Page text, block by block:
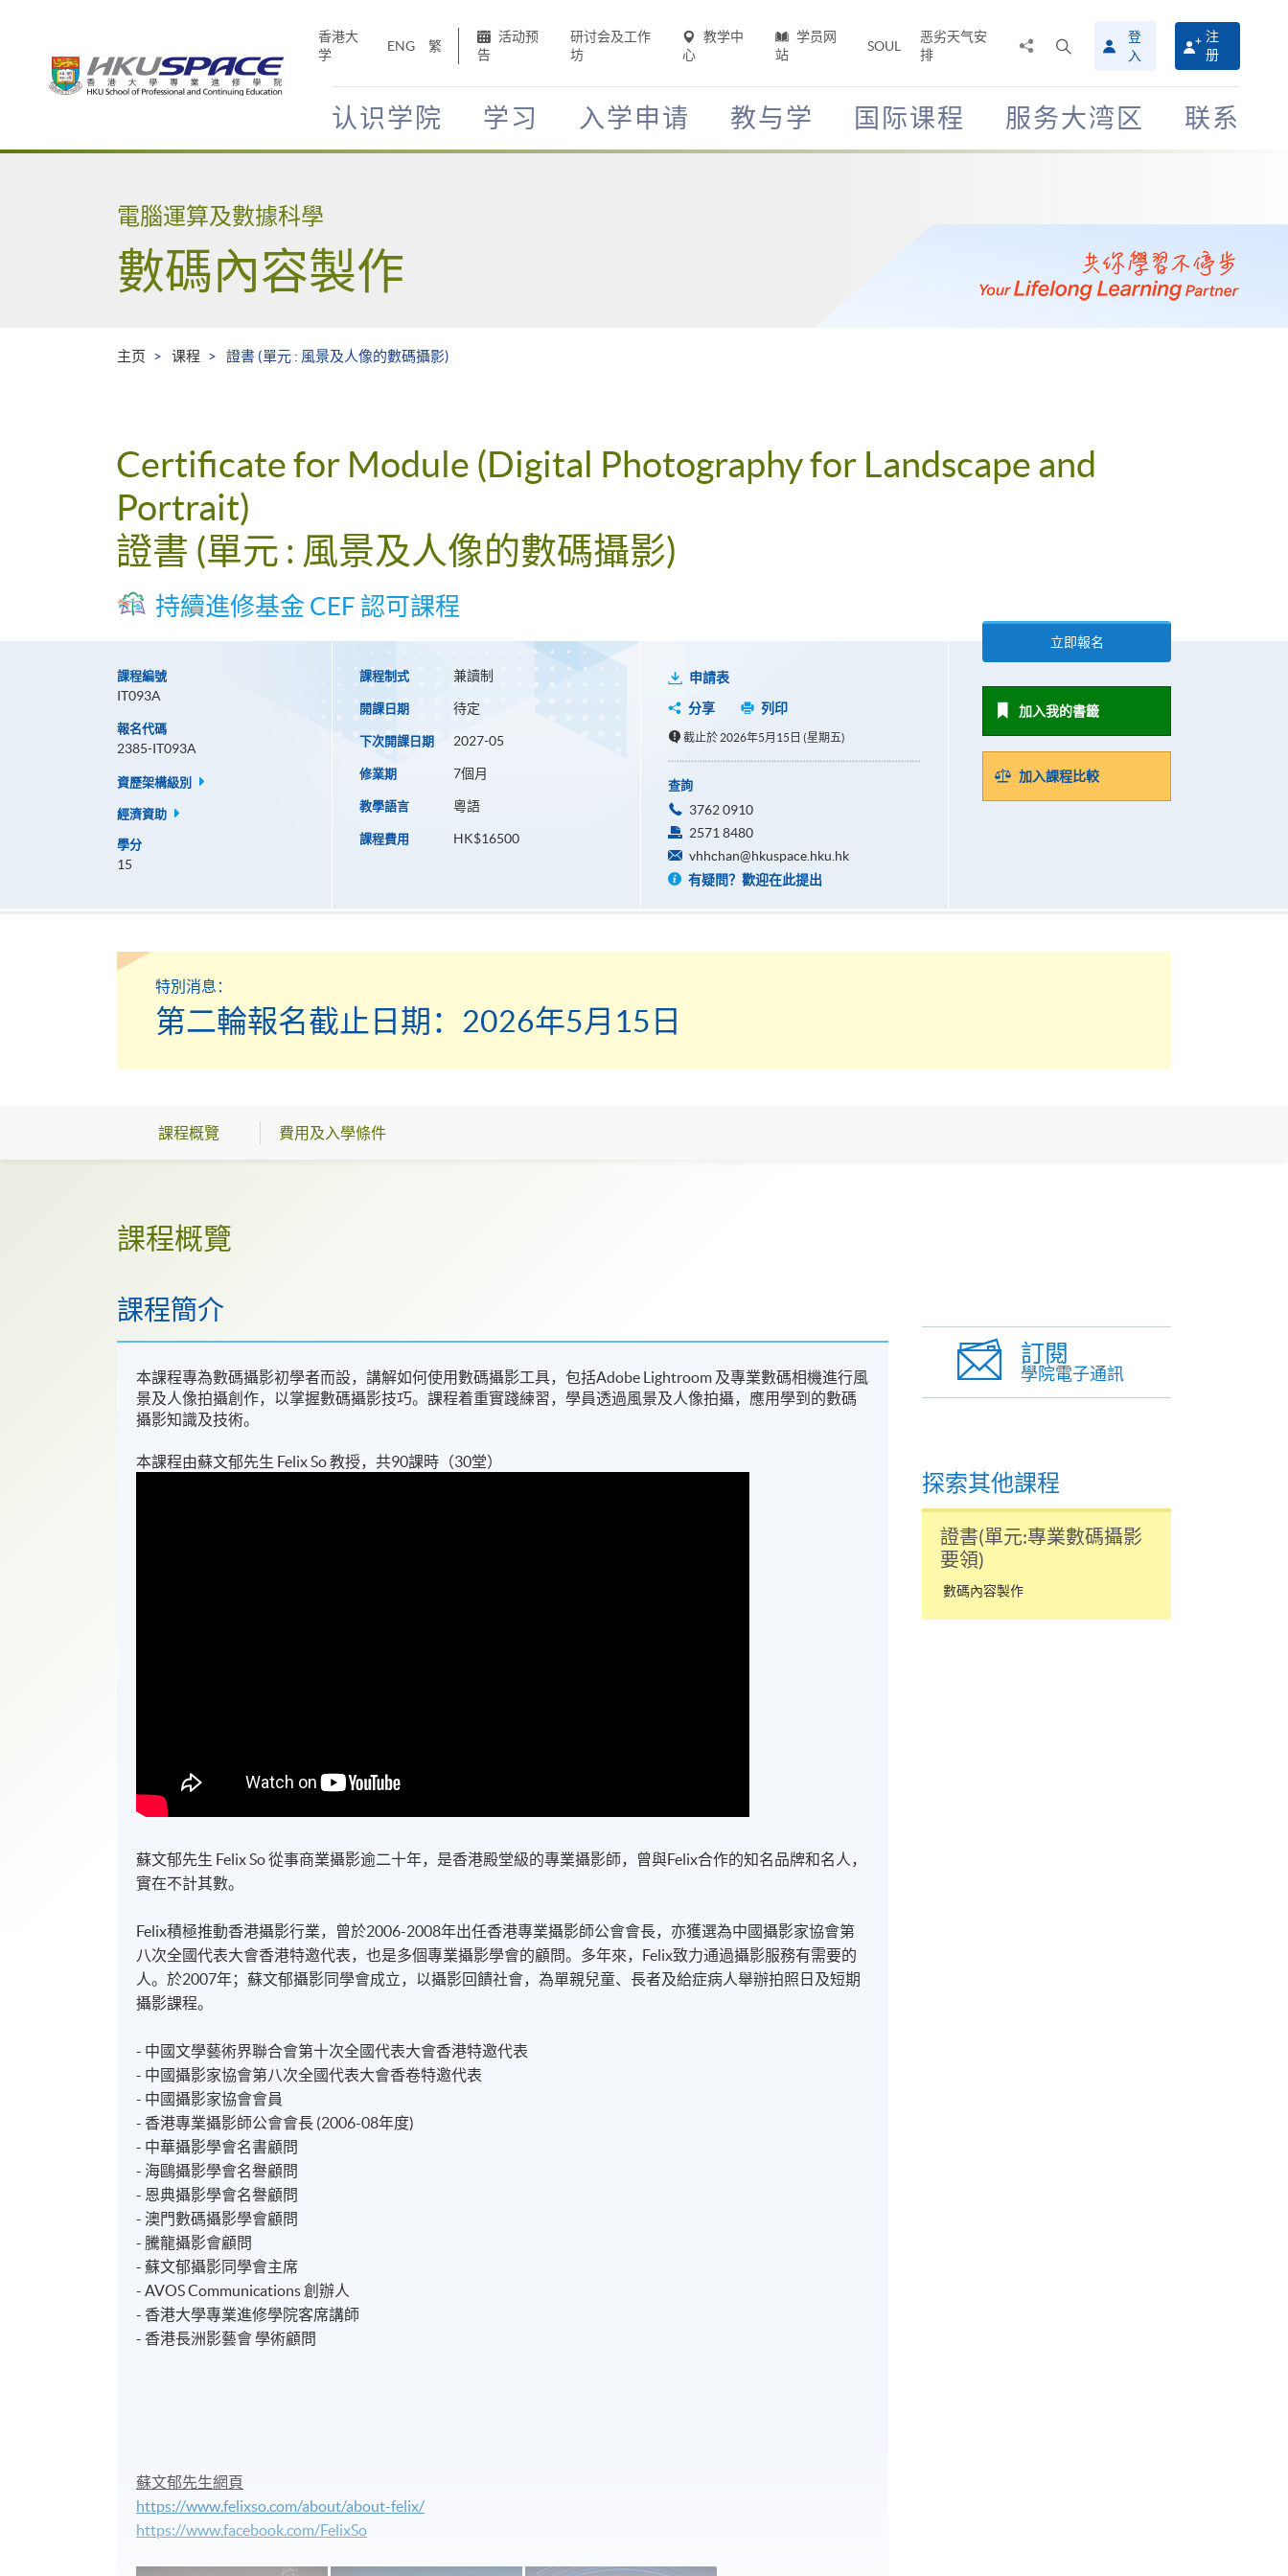
香港大
学
ENG 繁
活动预
告
研讨会及工作
坊
教学中
心
学员网
站
SOUL
恶劣天气安
排
搜
寻
介
面
登
入
注
册
认识学院 学习 入学申请 教与学 国际课程 服务大湾区 联系
Main
電腦運算及數據科學
數碼內容製作
主页 课程 證書 (單元 : 風景及人像的數碼攝影)
Certificate for Module (Digital Photography for Landscape and
Portrait)
證書 (單元 : 風景及人像的數碼攝影)
持續進修基金 CEF 認可課程
課程編號
IT093A
報名代碼
2385-IT093A
資歷架構級別
經濟資助
學分
15
課程制式 兼讀制
開課日期 待定
下次開課日期 2027-05
修業期 7個月
教學語言 粵語
課程費用 HK$16500
申請表
分享
列印
截止於 2026年5月15日 (星期五)
查詢
3762 0910
2571 8480
vhhchan@hkuspace.hku.hk
有疑問？歡迎在此提出
立即報名
加入我的書籤
加入課程比較
特別消息：
第二輪報名截止日期：2026年5月15日
課程概覽 費用及入學條件
課程概覽
課程簡介
本課程專為數碼攝影初學者而設，講解如何使用數碼攝影工具，包括Adobe Lightroom 及專業數碼相機進行風
景及人像拍攝創作，以掌握數碼攝影技巧。課程着重實踐練習，學員透過風景及人像拍攝，應用學到的數碼
攝影知識及技術。
本課程由蘇文郁先生 Felix So 教授，共90課時（30堂）
蘇文郁先生 Felix So 從事商業攝影逾二十年，是香港殿堂級的專業攝影師，曾與Felix合作的知名品牌和名人，
實在不計其數。
Felix積極推動香港攝影行業，曾於2006-2008年出任香港專業攝影師公會會長，亦獲選為中國攝影家協會第
八次全國代表大會香港特邀代表，也是多個專業攝影學會的顧問。多年來，Felix致力通過攝影服務有需要的
人。於2007年；蘇文郁攝影同學會成立，以攝影回饋社會，為單親兒童、長者及給症病人舉辦拍照日及短期
攝影課程。
- 中國文學藝術界聯合會第十次全國代表大會香港特邀代表
- 中國攝影家協會第八次全國代表大會香卷特邀代表
- 中國攝影家協會會員
- 香港專業攝影師公會會長 (2006-08年度)
- 中華攝影學會名書顧問
- 海鷗攝影學會名譽顧問
- 恩典攝影學會名譽顧問
- 澳門數碼攝影學會顧問
- 騰龍攝影會顧問
- 蘇文郁攝影同學會主席
- AVOS Communications 創辦人
- 香港大學專業進修學院客席講師
- 香港長洲影藝會 學術顧問
蘇文郁先生網頁
https://www.felixso.com/about/about-felix/
https://www.facebook.com/FelixSo
訂閱
學院電子通訊
探索其他課程
證書(單元:專業數碼攝影
要領)
數碼內容製作